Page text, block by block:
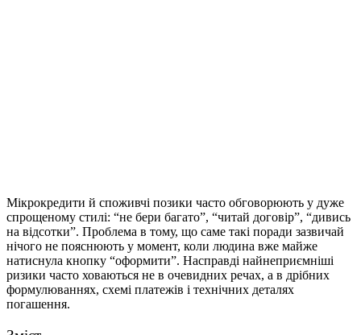
Мікрокредити й споживчі позики часто обговорюють у дуже
спрощеному стилі: “не бери багато”, “читай договір”, “дивись
на відсотки”. Проблема в тому, що саме такі поради зазвичай
нічого не пояснюють у момент, коли людина вже майже
натиснула кнопку “оформити”. Насправді найнеприємніші
ризики часто ховаються не в очевидних речах, а в дрібних
формулюваннях, схемі платежів і технічних деталях
погашення.